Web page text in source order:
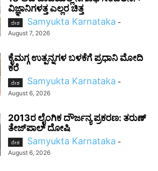
ವಿಜ್ಞಾನಿಗಳತ್ತ ಎಲ್ಲರ ಚಿತ್ತ
ದೇಶ Samyukta Karnataka -
August 7, 2026
ಕೈಮಗ್ಗ ಉತ್ಪನ್ನಗಳ ಬಳಕೆಗೆ ಪ್ರಧಾನಿ ಮೋದಿ
ಕರೆ
ದೇಶ Samyukta Karnataka -
August 6, 2026
2013ರ ಲೈಂಗಿಕ ದೌರ್ಜನ್ಯ ಪ್ರಕರಣ: ತರುಣ್
ತೇಜ್‌ಪಾಲ್ ದೋಷಿ
ದೇಶ Samyukta Karnataka -
August 6, 2026